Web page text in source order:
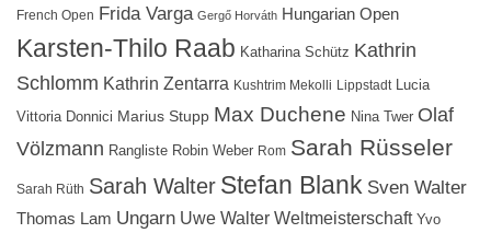
French Open Frida Varga Gergő Horváth Hungarian Open
Karsten-Thilo Raab Katharina Schütz Kathrin
Schlomm Kathrin Zentarra Kushtrim Mekolli Lippstadt Lucia
Vittoria Donnici Marius Stupp Max Duchene Nina Twer Olaf
Völzmann Rangliste Robin Weber Rom Sarah Rüsseler
Sarah Rüth Sarah Walter Stefan Blank Sven Walter
Thomas Lam Ungarn Uwe Walter Weltmeisterschaft Yvo